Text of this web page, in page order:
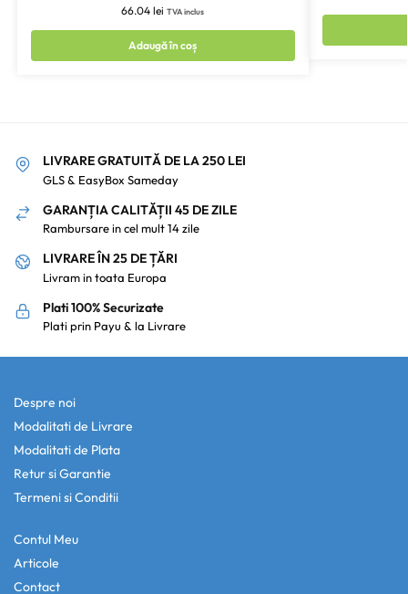
66.04lei TVA inclus
Adaugă în coș
LIVRARE GRATUITĂ DE LA 250 LEI
GLS & EasyBox Sameday
GARANȚIA CALITĂȚII 45 DE ZILE
Rambursare in cel mult 14 zile
LIVRARE ÎN 25 DE ȚĂRI
Livram in toata Europa
Plati 100% Securizate
Plati prin Payu & la Livrare
Despre noi
Modalitati de Livrare
Modalitati de Plata
Retur si Garantie
Termeni si Conditii
Contul Meu
Articole
Contact